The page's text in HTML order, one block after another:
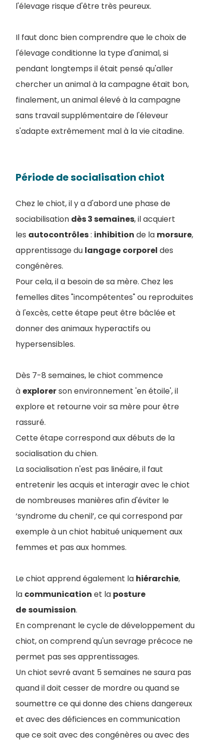
l'élevage risque d'être très peureux.
Il faut donc bien comprendre que le choix de
l'élevage conditionne la type d'animal, si
pendant longtemps il était pensé qu'aller
chercher un animal à la campagne était bon,
finalement, un animal élevé à la campagne
sans travail supplémentaire de l'éleveur
s'adapte extrêmement mal à la vie citadine.
Période de socialisation chiot
Chez le chiot, il y a d'abord une phase de
sociabilisation dès 3 semaines, il acquiert
les autocontrôles: inhibition de la morsure,
apprentissage du langage corporel des
congénères.
Pour cela, il a besoin de sa mère. Chez les
femelles dites "incompétentes" ou reproduites
à l'excès, cette étape peut être bâclée et
donner des animaux hyperactifs ou
hypersensibles.
Dès 7-8 semaines, le chiot commence
à explorerson environnement 'en étoile', il
explore et retourne voir sa mère pour être
rassuré.
Cette étape correspond aux débuts de la
socialisation du chien.
La socialisation n'est pas linéaire, il faut
entretenir les acquis et interagir avec le chiot
de nombreuses manières afin d'éviter le
‘syndrome du chenil’, ce qui correspond par
exemple à un chiot habitué uniquement aux
femmes et pas aux hommes.
Le chiot apprend également la hiérarchie,
la communication et la posture
desoumission.
En comprenant le cycle de développement du
chiot, on comprend qu'un sevrage précoce ne
permet pas ses apprentissages.
Un chiot sevré avant 5 semaines ne saura pas
quand il doit cesser de mordre ou quand se
soumettre ce qui donne des chiens dangereux
et avec des déficiences en communication
que ce soit avec des congénères ou avec des